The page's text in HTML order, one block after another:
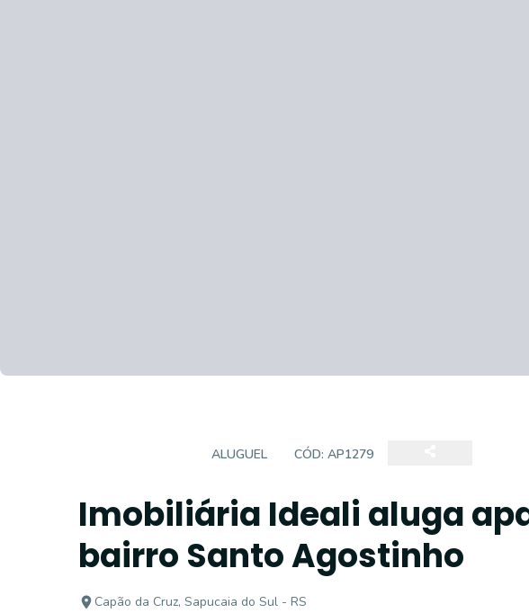
ALUGUEL CÓD: AP1279
Imobiliária Ideali aluga
bairro Santo Agostinho
Capão da Cruz, Sapucaia do Sul - RS